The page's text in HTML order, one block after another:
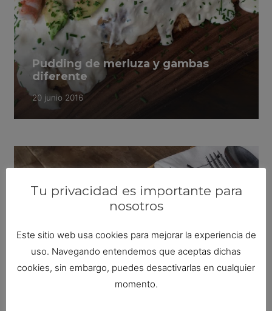
Pudding de merluza y gambas
diferente
20 junio 2016
Tu privacidad es importante para
nosotros
Este sitio web usa cookies para mejorar la experiencia de
uso. Navegando entendemos que aceptas dichas
cookies, sin embargo, puedes desactivarlas en cualquier
momento.